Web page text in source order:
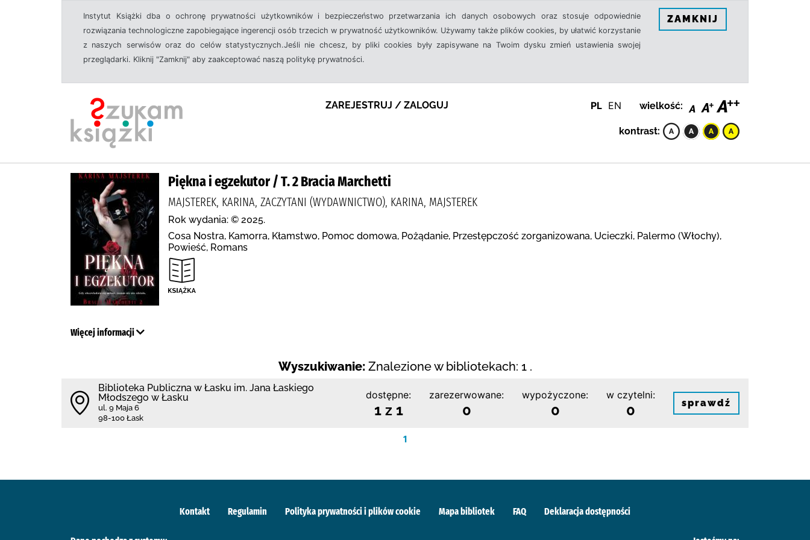
Instytut Książki dba o ochronę prywatności użytkowników i bezpieczeństwo przetwarzania ich danych osobowych oraz stosuje odpowiednie
rozwiązania technologiczne zapobiegające ingerencji osób trzecich w prywatność użytkowników. Używamy także plików cookies, by ułatwić korzystanie
z naszych serwisów oraz do celów statystycznych.Jeśli nie chcesz, by pliki cookies były zapisywane na Twoim dysku zmień ustawienia swojej
przeglądarki. Kliknij "Zamknij" aby zaakceptować naszą politykę prywatności.
ZAMKNIJ
ZAREJESTRUJ / ZALOGUJ PL EN wielkość:
kontrast:
Piękna i egzekutor / T. 2 Bracia Marchetti
MAJSTEREK, KARINA, ZACZYTANI (WYDAWNICTWO), KARINA, MAJSTEREK
Rok wydania: © 2025.
Cosa Nostra, Kamorra, Kłamstwo, Pomoc domowa, Pożądanie, Przestępczość zorganizowana, Ucieczki, Palermo (Włochy),
Powieść, Romans
Więcej informacji
Wyszukiwanie: Znalezione w bibliotekach: 1 .
Biblioteka Publiczna w Łasku im. Jana Łaskiego
Młodszego w Łasku
ul. 9 Maja 6
98-100 Łask
dostępne:
1 z 1
zarezerwowane:
0
wypożyczone:
0
w czytelni:
0 sprawdź
1
Kontakt Regulamin Polityka prywatności i plików cookie Mapa bibliotek FAQ Deklaracja dostępności